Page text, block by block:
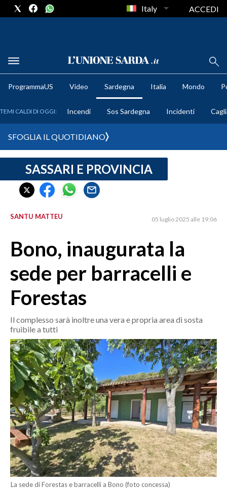
METEO
CRONACA SARDEGNA
CAGLIARI
SULCIS IGLESIENTE
ORISTANO E PROVINCIA
SASSARI E PROVINCIA
GALLURA
NUORO E PROVINCIA
OGLIASTRA
AGENDA
CRONACA
ITALIA
MONDO
POLITICA
ECONOMIA
SERVIZI ALLE IMPRESE
LAVORO
BANDI
Italy ACCEDI
ProgrammaUS Video Sardegna Italia Mondo
TEMI CALDI DI OGGI: Incendi Sos Sardegna Incidenti
SFOGLIA IL QUOTIDIANO
SASSARI E PROVINCIA
SANTU MATTEU 05 luglio 2025 alle 19:06
Bono, inaugurata la
sede per barracelli e
Forestas
Il complesso sarà inoltre una vera e propria area di sosta
fruibile a tutti
La sede di Forestas e barracelli a Bono (foto concessa)